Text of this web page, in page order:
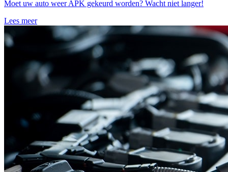
Moet uw auto weer APK gekeurd worden? Wacht niet langer!
Lees meer